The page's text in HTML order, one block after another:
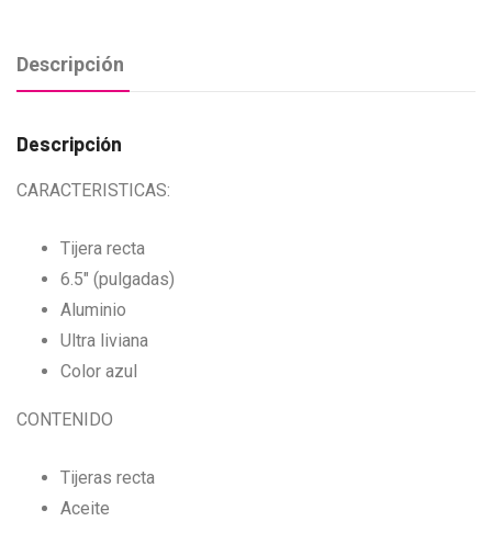
Descripción
Descripción
CARACTERISTICAS:
Tijera recta
6.5″ (pulgadas)
Aluminio
Ultra liviana
Color azul
CONTENIDO
Tijeras recta
Aceite